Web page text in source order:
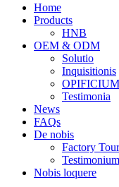
Home
Products
HNB
OEM & ODM
Solutio
Inquisitionis
OPIFICIUM
Testimonia
News
FAQs
De nobis
Factory Tour
Testimonium
Nobis loquere